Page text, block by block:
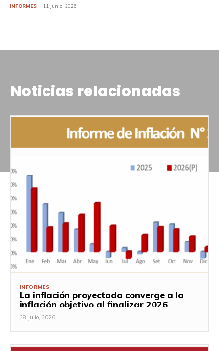
INFORMES 11 Junio, 2026
Noticias relacionadas
INFORMES
La inflación proyectada converge a la
inflación objetivo al finalizar 2026
28 Julio, 2026